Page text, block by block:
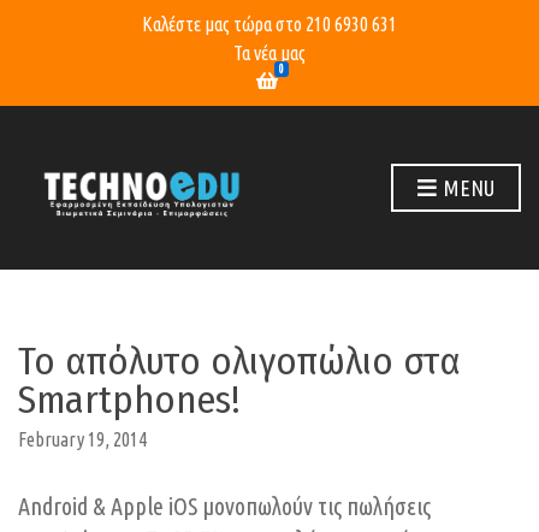
Καλέστε μας τώρα στο 210 6930 631
Τα νέα μας
0
MENU
Το απόλυτο ολιγοπώλιο στα
Smartphones!
February 19, 2014
Android & Apple iOS μονοπωλούν τις πωλήσεις